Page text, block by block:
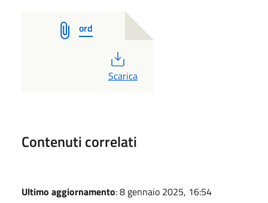
ord
PDF
Scarica
Contenuti correlati
Ultimo aggiornamento: 8 gennaio 2025, 16:54